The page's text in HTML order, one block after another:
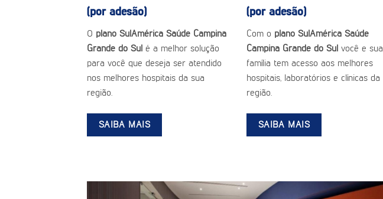
(por adesão)
O plano SulAmérica Saúde Campina
Grande do Sul é a melhor solução
para você que deseja ser atendido
nos melhores hospitais da sua
região.
SAIBA MAIS
(por adesão)
Com o plano SulAmérica Saúde
Campina Grande do Sul você e sua
família tem acesso aos melhores
hospitais, laboratórios e clínicas da
região.
SAIBA MAIS